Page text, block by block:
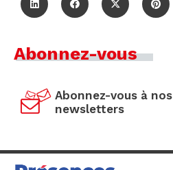
Abonnez-vous
Abonnez-vous à nos
newsletters